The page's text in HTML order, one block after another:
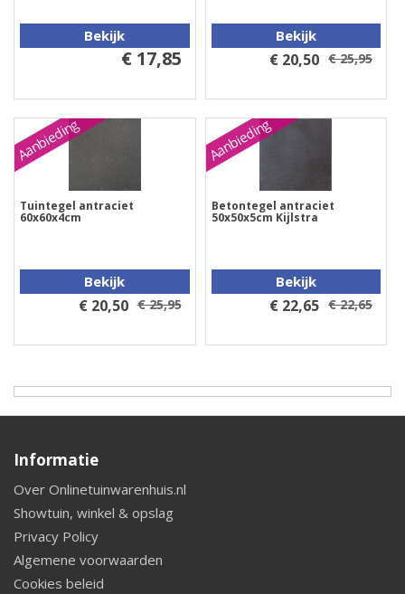
Bekijk
€ 17,85
Bekijk
€ 20,50 € 25,95
Aanbieding
Tuintegel antraciet
60x60x4cm
Bekijk
€ 20,50 € 25,95
Aanbieding
Betontegel antraciet
50x50x5cm Kijlstra
Bekijk
€ 22,65 € 22,65
Informatie
Over Onlinetuinwarenhuis.nl
Showtuin, winkel & opslag
Privacy Policy
Algemene voorwaarden
Cookies beleid